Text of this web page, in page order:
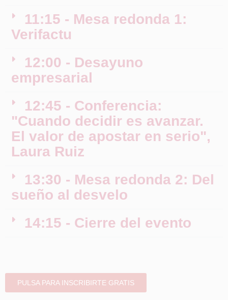
11:15 - Mesa redonda 1:
Verifactu
12:00 - Desayuno
empresarial
12:45 - Conferencia:
"Cuando decidir es avanzar.
El valor de apostar en serio",
Laura Ruiz
13:30 - Mesa redonda 2: Del
sueño al desvelo
14:15 - Cierre del evento
PULSA PARA INSCRIBIRTE GRATIS